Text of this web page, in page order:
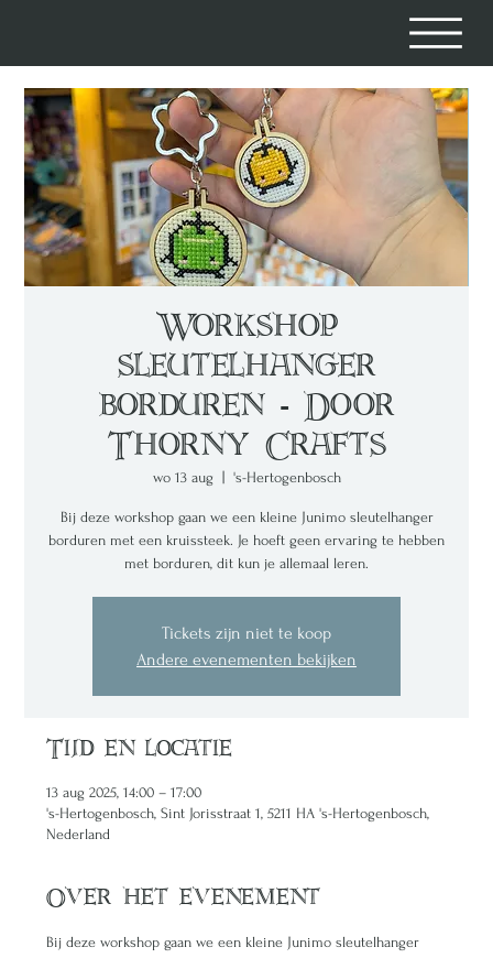
Workshop
sleutelhanger
borduren - Door
Thorny Crafts
wo 13 aug 's-Hertogenbosch
Bij deze workshop gaan we een kleine Junimo sleutelhanger
borduren met een kruissteek. Je hoeft geen ervaring te hebben
met borduren, dit kun je allemaal leren.
Tickets zijn niet te koop
Andere evenementen bekijken
Tijd en locatie
13 aug 2025, 14:00 – 17:00
's-Hertogenbosch, Sint Jorisstraat 1, 5211 HA 's-Hertogenbosch,
Nederland
Over het evenement
Bij deze workshop gaan we een kleine Junimo sleutelhanger